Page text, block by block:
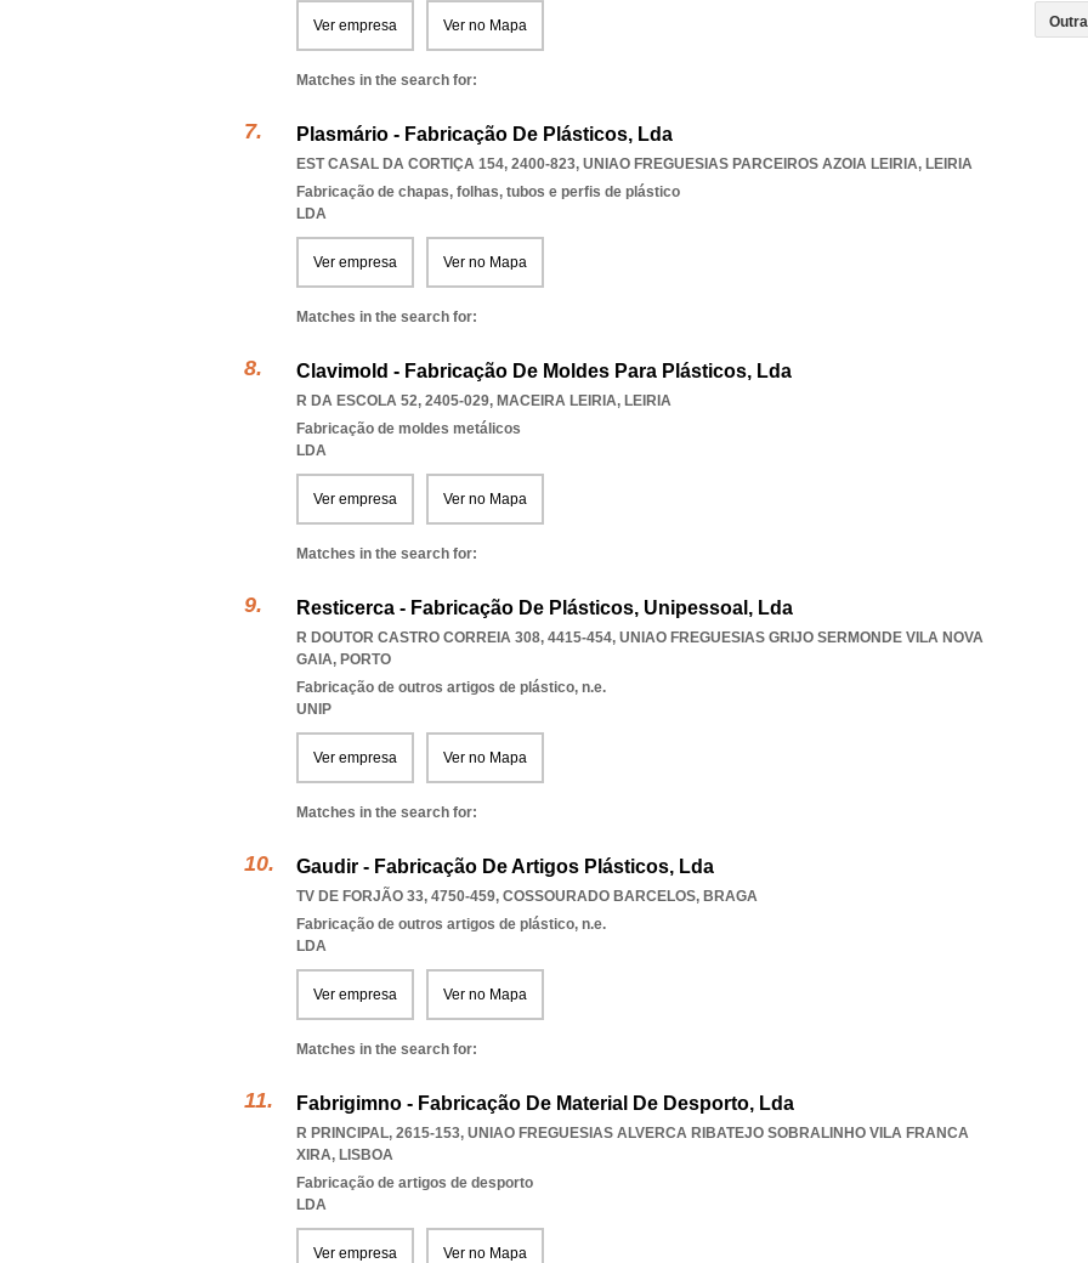
Ver empresa Ver no Mapa
Matches in the search for:
Plasmário - Fabricação De Plásticos, Lda
EST CASAL DA CORTIÇA 154, 2400-823, UNIAO FREGUESIAS PARCEIROS AZOIA LEIRIA, LEIRIA
Fabricação de chapas, folhas, tubos e perfis de plástico
LDA
Ver empresa Ver no Mapa
Matches in the search for:
Clavimold - Fabricação De Moldes Para Plásticos, Lda
R DA ESCOLA 52, 2405-029, MACEIRA LEIRIA, LEIRIA
Fabricação de moldes metálicos
LDA
Ver empresa Ver no Mapa
Matches in the search for:
Resticerca - Fabricação De Plásticos, Unipessoal, Lda
R DOUTOR CASTRO CORREIA 308, 4415-454, UNIAO FREGUESIAS GRIJO SERMONDE VILA NOVA
GAIA, PORTO
Fabricação de outros artigos de plástico, n.e.
UNIP
Ver empresa Ver no Mapa
Matches in the search for:
Gaudir - Fabricação De Artigos Plásticos, Lda
TV DE FORJÃO 33, 4750-459, COSSOURADO BARCELOS, BRAGA
Fabricação de outros artigos de plástico, n.e.
LDA
Ver empresa Ver no Mapa
Matches in the search for:
Fabrigimno - Fabricação De Material De Desporto, Lda
R PRINCIPAL, 2615-153, UNIAO FREGUESIAS ALVERCA RIBATEJO SOBRALINHO VILA FRANCA
XIRA, LISBOA
Fabricação de artigos de desporto
LDA
Ver empresa Ver no Mapa